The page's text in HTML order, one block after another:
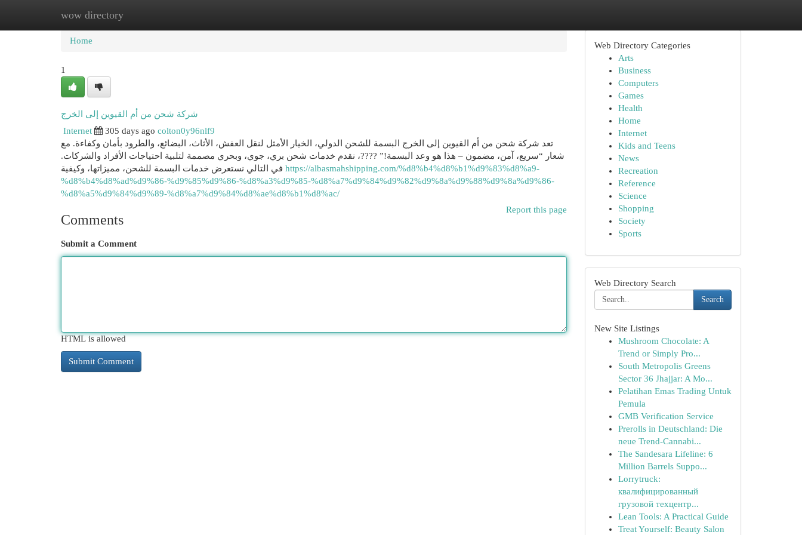
wow directory
Home New Site Listings
Home
1
شركة شحن من أم القيوين إلى الخرج
Internet
305 days ago colton0y96nlf9
تعد شركة شحن من أم القيوين إلى الخرج البسمة للشحن الدولي، الخيار الأمثل لنقل العفش، الأثاث، البضائع، والطرود بأمان وكفاءة. مع
شعار “سريع، آمن، مضمون – هذا هو وعد البسمة!” ????، نقدم خدمات شحن بري، جوي، وبحري مصممة لتلبية احتياجات الأفراد والشركات.
https://albasmahshipping.com/%d8%b4%d8%b1%d9%83%d8%a9-
%d8%b4%d8%ad%d9%86-%d9%85%d9%86-%d8%a3%d9%85-%d8%a7%d9%84%d9%82%d9%8a%d9%88%d9%8a%d9%86-
%d8%a5%d9%84%d9%89-%d8%a7%d9%84%d8%ae%d8%b1%d8%ac/
Report this page
Comments
Submit a Comment
HTML is allowed
Web Directory Categories
Arts
Business
Computers
Games
Health
Home
Internet
Kids and Teens
News
Recreation
Reference
Science
Shopping
Society
Sports
Web Directory Search
Search
New Site Listings
Mushroom Chocolate: A
Trend or Simply Pro...
South Metropolis Greens
Sector 36 Jhajjar: A Mo...
Pelatihan Emas Trading Untuk
Pemula
GMB Verification Service
Prerolls in Deutschland: Die
neue Trend-Cannabi...
The Sandesara Lifeline: 6
Million Barrels Suppo...
Lorrytruck:
квалифицированный
грузовой техцентр...
Lean Tools: A Practical Guide
Treat Yourself: Beauty Salon